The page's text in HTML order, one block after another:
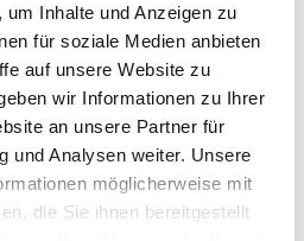
Inhalte und Anzeigen zu
für soziale Medien anbieten
auf unsere Website zu
wir Informationen zu Ihrer
an unsere Partner für
und Analysen weiter. Unsere
möglicherweise mit
die Sie ihnen bereitgestellt
177
167
79
120, 121, 127, 135, 147, 148,
169, 170, 182, 195, 212, 213,